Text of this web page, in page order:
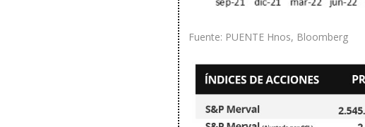
Fuente: PUENTE Hnos, Bloomberg